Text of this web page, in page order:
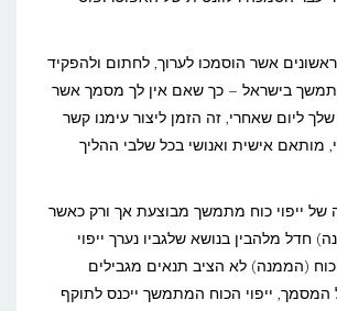
אשר הוסמכו לערוך, לחתום ולהפקיד
מתמשך בישראל – כך שאם אין לך מסמך אשר
ליום שאחרי, זה הזמן ליצור עימנו קשר
מותאם אישית ואנושי בכל שלבי ההליך
של ייפוי כוח מתמשך מבוצעת אך ורק כאשר
חדל מלהבין בנושא שלגביו נערך ייפוי
(הממנה) לא הציב תנאים מגבילים
המסמך, ייפוי הכוח המתמשך ייכנס לתוקף